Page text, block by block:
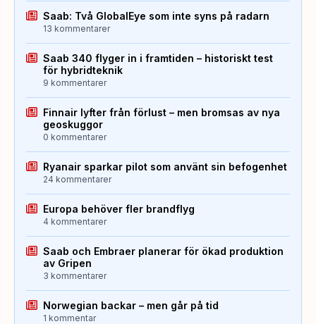
Saab: Två GlobalEye som inte syns på radarn
13 kommentarer
Saab 340 flyger in i framtiden – historiskt test
för hybridteknik
9 kommentarer
Finnair lyfter från förlust – men bromsas av nya
geoskuggor
0 kommentarer
Ryanair sparkar pilot som använt sin befogenhet
24 kommentarer
Europa behöver fler brandflyg
4 kommentarer
Saab och Embraer planerar för ökad produktion
av Gripen
3 kommentarer
Norwegian backar – men går på tid
1 kommentar